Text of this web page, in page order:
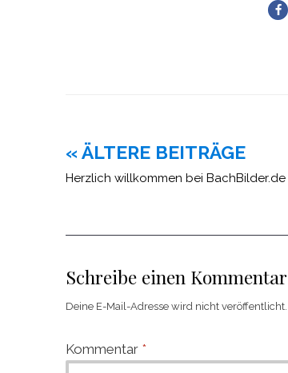
Beitragsnavigation
« ÄLTERE BEITRÄGE
Herzlich willkommen bei BachBilder.de
Schreibe einen Kommentar
Deine E-Mail-Adresse wird nicht veröffentlicht.
Kommentar *